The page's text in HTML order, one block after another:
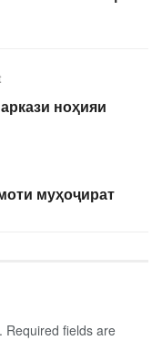
ноҳияи
муҳоҷират
Required fields are